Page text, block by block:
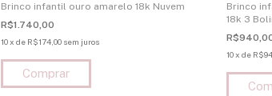
Brinco infantil ouro amarelo 18k Nuvem
R$1.740,00
10xde R$174,00 sem juros
Brinco
18k 3
10 x de